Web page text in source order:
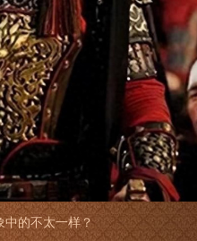
的不太一样？